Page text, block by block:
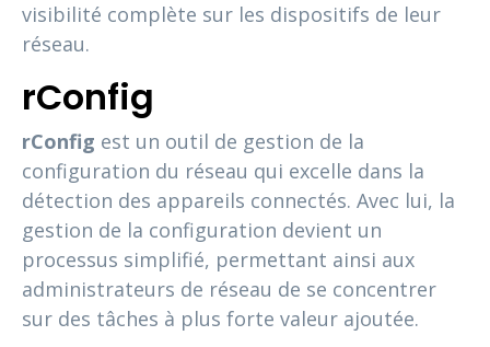
visibilité complète sur les dispositifs de leur
réseau.
rConfig
rConfig est un outil de gestion de la
configuration du réseau qui excelle dans la
détection des appareils connectés. Avec lui, la
gestion de la configuration devient un
processus simplifié, permettant ainsi aux
administrateurs de réseau de se concentrer
sur des tâches à plus forte valeur ajoutée.